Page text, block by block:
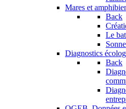
Mares et
Back
Le
Diagnostics
Back